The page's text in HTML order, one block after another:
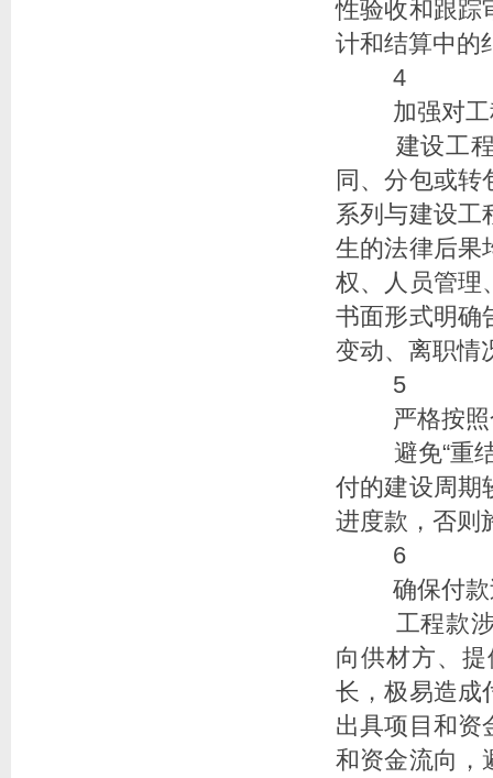
性验收和跟踪
计和结算中的
4
加强对工
建设工程
同、分包或转
系列与建设工
生的法律后果
权、人员管理
书面形式明确
变动、离职情
5
严格按照
避免“重
付的建设周期
进度款，否则
6
确保付款
工程款涉
向供材方、
长，极易造成
出具项目和资
和资金流向，